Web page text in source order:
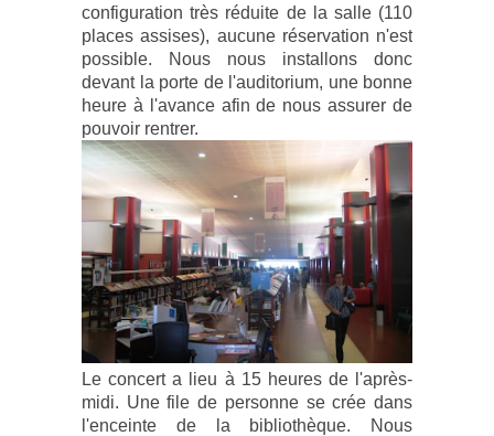
configuration très réduite de la salle (110
places assises), aucune réservation n'est
possible. Nous nous installons donc
devant la porte de l'auditorium, une bonne
heure à l'avance afin de nous assurer de
pouvoir rentrer.
Le concert a lieu à 15 heures de l'après-
midi. Une file de personne se crée dans
l'enceinte de la bibliothèque. Nous